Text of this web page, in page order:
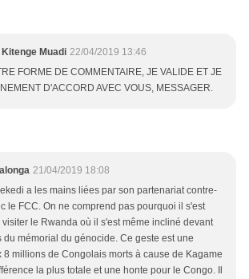
Muadi 22/04/2019 13:46
FORME DE COMMENTAIRE, JE VALIDE ET JE
D'ACCORD AVEC VOUS, MESSAGER.
21/04/2019 18:08
a les mains liées par son partenariat contre-
le FCC. On ne comprend pas pourquoi il s'est
le Rwanda où il s'est même incliné devant
du mémorial du génocide. Ce geste est une
8 millions de Congolais morts à cause de Kagame
la plus totale et une honte pour le Congo. Il